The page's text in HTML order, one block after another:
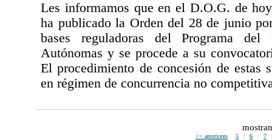
Les informamos que en el D.O.G. de
ha publicado la Orden del 28 de junio
bases reguladoras del Programa
Autónomas y se procede a su
El procedimiento de concesión de estas
en régimen de concurrencia no
<< anteriores 5 6 7